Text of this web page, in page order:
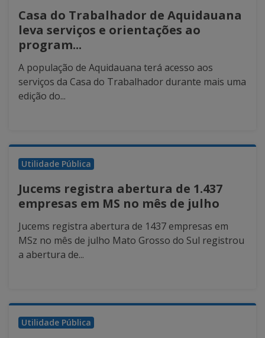
Casa do Trabalhador de Aquidauana
leva serviços e orientações ao
program...
A população de Aquidauana terá acesso aos
serviços da Casa do Trabalhador durante mais uma
edição do...
Utilidade Pública
Jucems registra abertura de 1.437
empresas em MS no mês de julho
Jucems registra abertura de 1437 empresas em
MSz no mês de julho Mato Grosso do Sul registrou
a abertura de...
Utilidade Pública